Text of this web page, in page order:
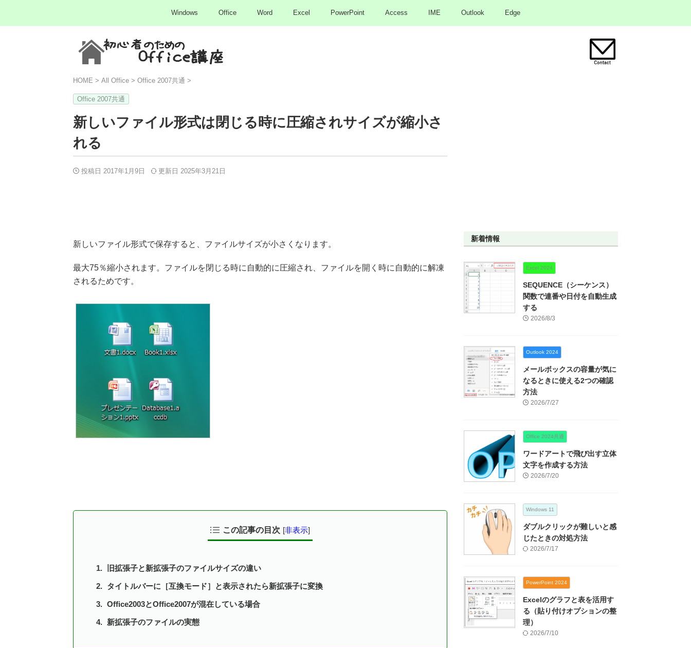
Windows Office Word Excel PowerPoint Access IME Outlook Edge
HOME > All Office > Office 2007共通 >
Office 2007共通
新しいファイル形式は閉じる時に圧縮されサイズが縮小さ
れる
投稿日 2017年1月9日 更新日 2025年3月21日
新しいファイル形式で保存すると、ファイルサイズが小さくなります。
最大75％縮小されます。ファイルを閉じる時に自動的に圧縮され、ファイルを開く時に自動的に解凍
されるためです。
この記事の目次 [非表示]
旧拡張子と新拡張子のファイルサイズの違い
タイトルバーに［互換モード］と表示されたら新拡張子に変換
Office2003とOffice2007が混在している場合
新拡張子のファイルの実態
新着情報
Excel 2024
SEQUENCE（シーケンス）
関数で連番や日付を自動生成
する
2026/8/3
Outlook 2024
メールボックスの容量が気に
なるときに使える2つの確認
方法
2026/7/27
Office 2024共通
ワードアートで飛び出す立体
文字を作成する方法
2026/7/20
Windows 11
ダブルクリックが難しいと感
じたときの対処方法
2026/7/17
PowerPoint 2024
Excelのグラフと表を活用す
る（貼り付けオプションの整
理）
2026/7/10